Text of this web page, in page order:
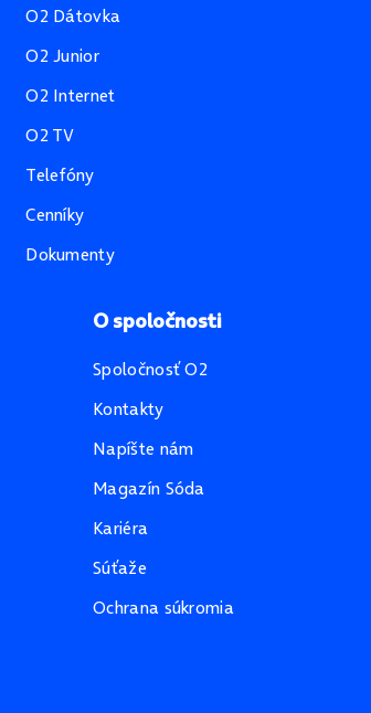
O2 Dátovka
O2 Junior
O2 Internet
O2 TV
Telefóny
Cenníky
Dokumenty
O spoločnosti
Spoločnosť O2
Kontakty
Napíšte nám
Magazín Sóda
Kariéra
Súťaže
Ochrana súkromia